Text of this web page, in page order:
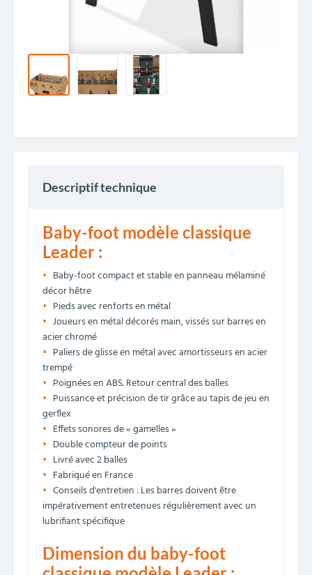
Descriptif technique
Baby-foot modèle classique
Leader :
Baby-foot compact et stable en panneau mélaminé
décor hêtre
Pieds avec renforts en métal
Joueurs en métal décorés main, vissés sur barres en
acier chromé
Paliers de glisse en métal avec amortisseurs en acier
trempé
Poignées en ABS. Retour central des balles
Puissance et précision de tir grâce au tapis de jeu en
gerflex
Effets sonores de « gamelles »
Double compteur de points
Livré avec 2 balles
Fabriqué en France
Conseils d'entretien : Les barres doivent être
impérativement entretenues régulièrement avec un
lubrifiant spécifique
Dimension du baby-foot